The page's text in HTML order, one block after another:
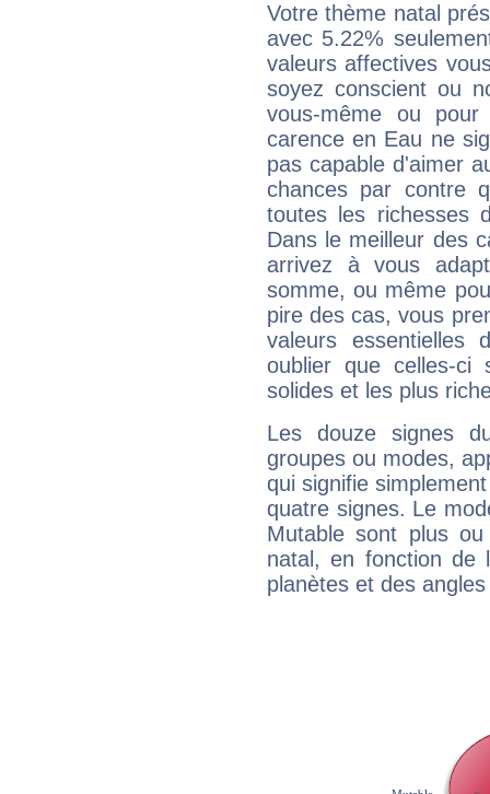
Votre thème natal
avec 5.22%
valeurs affectives
soyez conscient ou
vous-même ou
carence en Eau ne
pas capable d'aimer
chances par contre
toutes les richesses
Dans le meilleur des
arrivez à vous
somme, ou même
pire des cas, vous
valeurs
oublier que celles-
solides et les plus
Les douze signes
groupes ou modes,
qui signifie
quatre signes. Le
Mutable sont plus
natal, en fonction de
planètes et des